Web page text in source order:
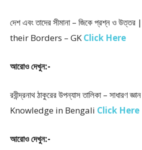
দেশ এবং তাদের সীমানা – জিকে প্রশ্ন ও
their Borders – GKClick Here
আরোও দেখুন:-
রবীন্দ্রনাথ ঠাকুরের উপন্যাস তালিকা – সাধারণ
Knowledge in Bengali Click Here
আরোও দেখুন:-